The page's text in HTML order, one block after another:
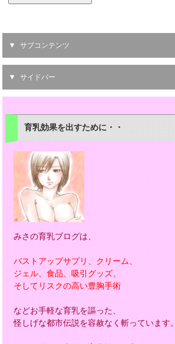
サブコンテンツ
サイドバー
育乳効果を出すために・・
みさの育乳ブログは、
バストアップサプリ、クリーム、
ジェル、食品、吸引グッズ、
そしてリスクの高い豊胸手術
などお手軽な育乳を謳った、
怪しげな都市伝説を容赦なく斬っています。